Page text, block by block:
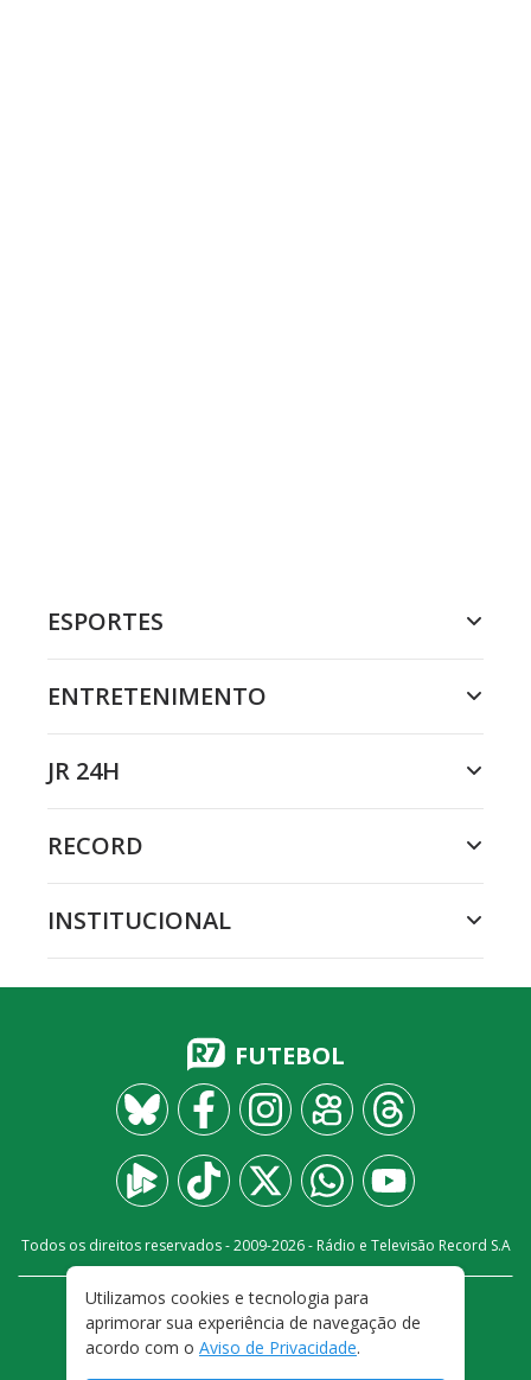
ESPORTES
ENTRETENIMENTO
JR 24H
RECORD
INSTITUCIONAL
FUTEBOL
Todos os direitos reservados - 2009-2026- Rádio e Televisão Record S.A
FALE CONOSCO
PRIVACIDADE
TERMOS E CONDIÇÕES DE USO
Utilizamos cookies e tecnologia para
aprimorar sua experiência de navegação de
acordo com o Aviso de Privacidade.